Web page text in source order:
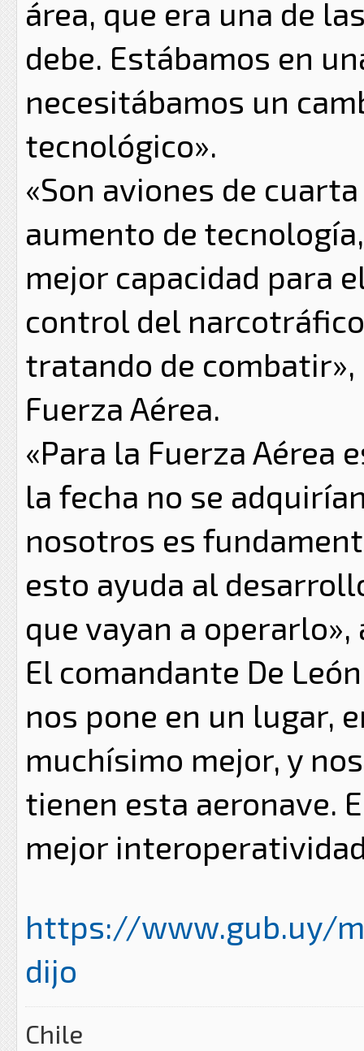
área, que era una de
debe. Estábamos en
necesitábamos un
tecnológico».
«Son aviones de
aumento de
mejor capacidad para
control del
tratando de
Fuerza Aérea.
«Para la Fuerza Aérea
la fecha no se
nosotros es
esto ayuda al
que vayan a operarlo»,
El comandante De
nos pone en un lugar,
muchísimo mejor, y
tienen esta aeronave.
mejor
https://www.gub.uy/
dijo
Chile